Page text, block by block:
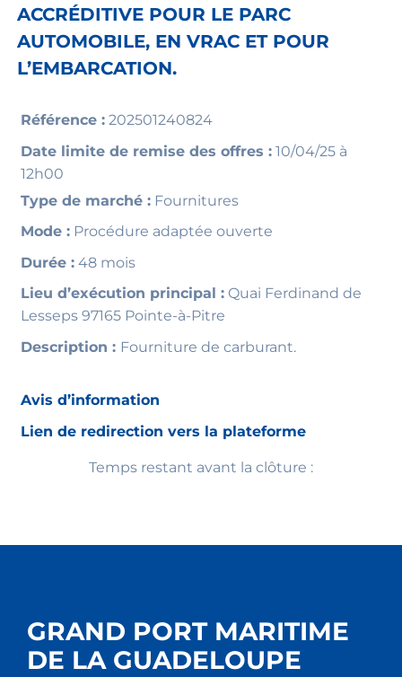
ACCRÉDITIVE POUR LE PARC
AUTOMOBILE, EN VRAC ET POUR
L’EMBARCATION.
Référence : 202501240824
Date limite de remise des offres : 10/04/25 à
12h00
Type de marché : Fournitures
Mode : Procédure adaptée ouverte
Durée : 48 mois
Lieu d’exécution principal : Quai Ferdinand de
Lesseps 97165 Pointe-à-Pitre
Description : Fourniture de carburant.
Avis d’information
Lien de redirection vers la plateforme
Temps restant avant la clôture :
GRAND PORT MARITIME
DE LA GUADELOUPE